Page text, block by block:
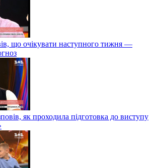
що очікувати наступного тижня —
як проходила підготовка до виступу